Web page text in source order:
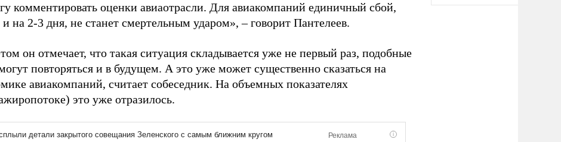
комментировать оценки авиаотрасли. Для авиакомпаний единичный сбой,
и на 2-3 дня, не станет смертельным ударом», – говорит Пантелеев.
он отмечает, что такая ситуация складывается уже не первый раз, подобные
повторяться и в будущем. А это уже может существенно сказаться на
авиакомпаний, считает собеседник. На объемных показателях
это уже отразилось.